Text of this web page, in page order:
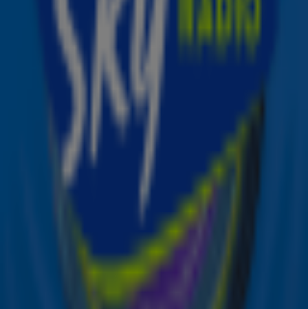
die hij instuurde was een schot in de roos. Het pakt je,
intrigeert en gaat onder je huid zitten. Wij zijn ontzettend
blij dat Jeangu er samen met ons voor wil gaan”, aldus
Eric van Stade, algemeen directeur van AVROTROS.
Ontvang onze nieuwsbrief
Meld je aan voor de nieuwsbrief van Sky Radio en blijf op
de hoogte van alle leuke winacties en het laatste nieuws
over je favoriete Sky-artiesten.
Meld je aan voor onze wekelijkse nieuwsbrief met daarin
het laatste nieuws en aanbiedingen die wijzelf of in
samenwerking met onze partners organiseren. Je kunt je
op ieder moment afmelden. Zie voor meer informatie de
privacyverklaring
Online radio luisteren naar Sky Radio